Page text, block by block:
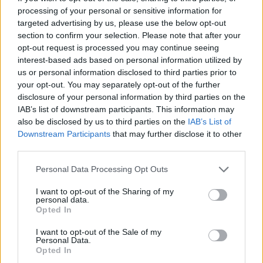
processing of your personal or sensitive information for
targeted advertising by us, please use the below opt-out
section to confirm your selection. Please note that after your
opt-out request is processed you may continue seeing
interest-based ads based on personal information utilized by
us or personal information disclosed to third parties prior to
your opt-out. You may separately opt-out of the further
disclosure of your personal information by third parties on the
IAB’s list of downstream participants. This information may
also be disclosed by us to third parties on the IAB’s List of
Downstream Participants that may further disclose it to other
Personal Data Processing Opt Outs
I want to opt-out of the Sharing of my
personal data.
Opted In
I want to opt-out of the Sale of my
Personal Data.
Opted In
της να στηρίζει πιο ουσιαστικά την τοπική
ανάπτυξη. Με αυτό τον τρόπο η Αναπτυξιακή
Πάρνωνα κατάφερε να διπλασιάσει τους πόρους
που έφτασαν στην περιοχή, ανεβάζοντας τη
δημόσια δαπάνη από 11,7 σε πάνω από 21,4
εκατομμύρια ευρώ. Αυτό δείχνει τη δύναμη του
οργανισμού να φέρνει αποτελέσματα, να αξιοποιεί
ευρωπαϊκές ευκαιρίες και να δίνει πραγματική
Οι παρεμβάσεις κάλυψαν ένα ευρύ φάσμα τομέων,
από τη στήριξη της μεταποίησης αγροτικών
προϊόντων μέχρι την ενίσχυση καινοτόμων
επιχειρηματικών πρωτοβουλιών. Ο
αγροδιατροφικός τομέας βγήκε ιδιαίτερα